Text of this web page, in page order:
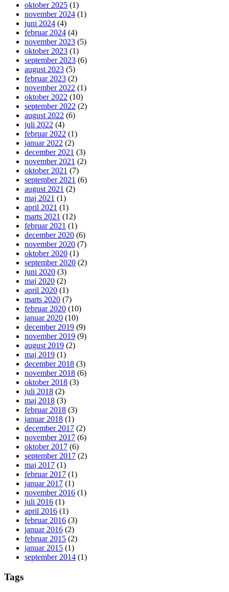
oktober 2025 (1)
november 2024 (1)
juni 2024 (4)
februar 2024 (4)
november 2023 (5)
oktober 2023 (1)
september 2023 (6)
august 2023 (5)
februar 2023 (2)
november 2022 (1)
oktober 2022 (10)
september 2022 (2)
august 2022 (6)
juli 2022 (4)
februar 2022 (1)
januar 2022 (2)
december 2021 (3)
november 2021 (2)
oktober 2021 (7)
september 2021 (6)
august 2021 (2)
maj 2021 (1)
april 2021 (1)
marts 2021 (12)
februar 2021 (1)
december 2020 (6)
november 2020 (7)
oktober 2020 (1)
september 2020 (2)
juni 2020 (3)
maj 2020 (2)
april 2020 (1)
marts 2020 (7)
februar 2020 (10)
januar 2020 (10)
december 2019 (9)
november 2019 (9)
august 2019 (2)
maj 2019 (1)
december 2018 (3)
november 2018 (6)
oktober 2018 (3)
juli 2018 (2)
maj 2018 (3)
februar 2018 (3)
januar 2018 (1)
december 2017 (2)
november 2017 (6)
oktober 2017 (6)
september 2017 (2)
maj 2017 (1)
februar 2017 (1)
januar 2017 (1)
november 2016 (1)
juli 2016 (1)
april 2016 (1)
februar 2016 (3)
januar 2016 (2)
februar 2015 (2)
januar 2015 (1)
september 2014 (1)
Tags